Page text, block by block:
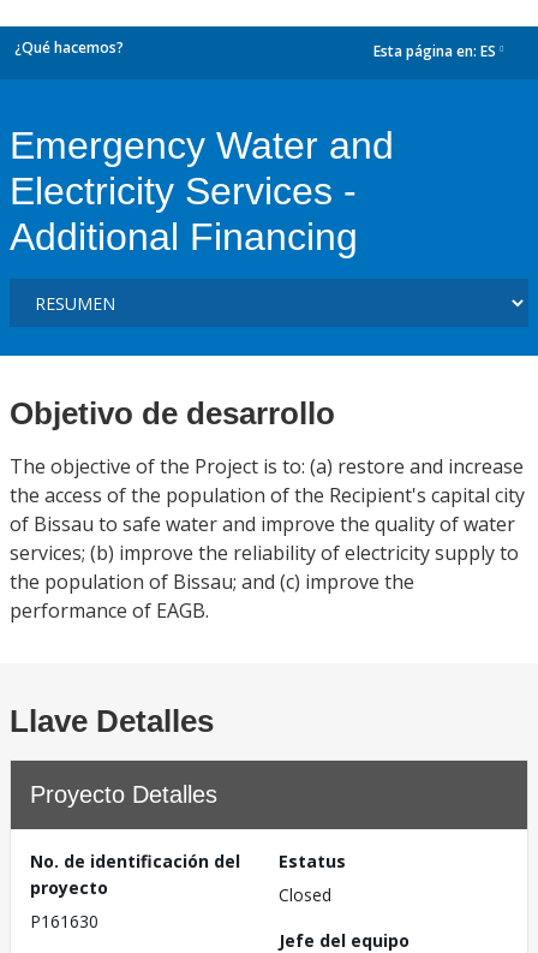
¿Qué hacemos? Esta página en: ES
Emergency Water and
Electricity Services -
Additional Financing
Objetivo de desarrollo
The objective of the Project is to: (a) restore and increase
the access of the population of the Recipient's capital city
of Bissau to safe water and improve the quality of water
services; (b) improve the reliability of electricity supply to
the population of Bissau; and (c) improve the
performance of EAGB.
Llave Detalles
Proyecto Detalles
No. de identificación del
proyecto
P161630
Estatus
Closed
Jefe del equipo